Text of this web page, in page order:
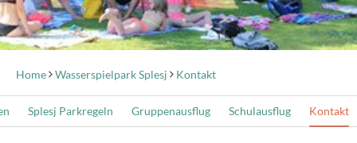
Home Wasserspielpark Splesj Kontakt
Splesj Parkregeln Gruppenausflug Schulausflug Kontakt